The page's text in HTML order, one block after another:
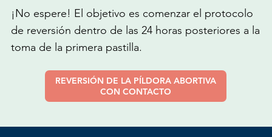
¡No espere! El objetivo es comenzar el protocolo
de reversión dentro de las 24 horas posteriores a la
toma de la primera pastilla.
REVERSIÓN DE LA PÍLDORA ABORTIVA
CON CONTACTO